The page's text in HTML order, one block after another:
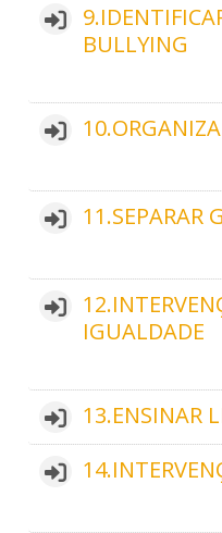
BULLYING
11.SEPARAR
IGUALDADE
13.ENSINAR